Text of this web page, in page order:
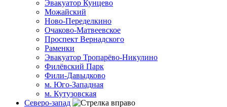
Эвакуатор Кунцево
Можайский
Ново-Переделкино
Очаково-Матвеевское
Проспект Вернадского
Раменки
Эвакуатор Тропарёво-Никулино
Филёвский Парк
Фили-Давыдково
м. Юго-Западная
м. Кутузовская
Северо-запад